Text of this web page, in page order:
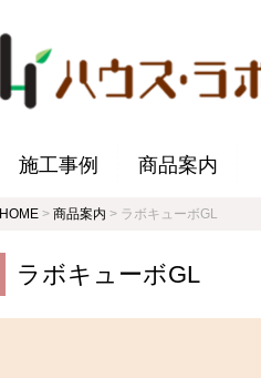
施工事例 商品案内
HOME > 商品案内 > ラボキューボGL
ラボキューボGL